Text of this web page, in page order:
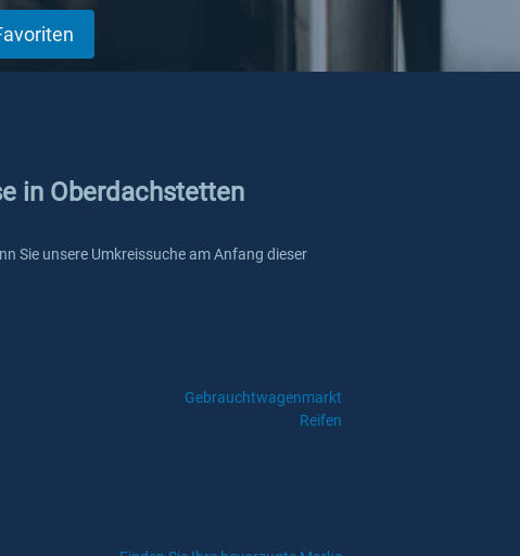
in Oberdachstetten
Sie unsere Umkreissuche am Anfang dieser
Gebrauchtwagenmarkt
Reifen